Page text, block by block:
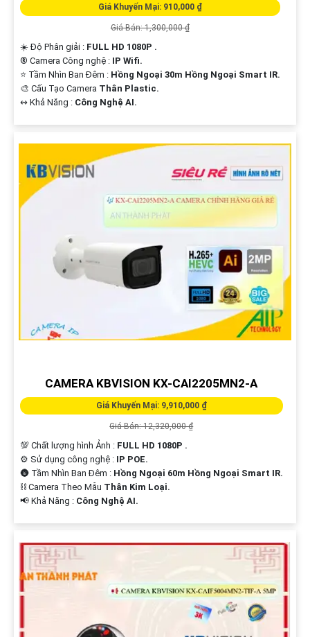
Giá Khuyến Mại: 910,000 ₫
Giá Bán: 1,300,000 ₫
☀️ Độ Phân giải : FULL HD 1080P .
®️ Camera Công nghệ : IP Wifi.
⭐ Tầm Nhìn Ban Đêm : Hồng Ngoại 30m Hồng Ngoại Smart IR.
🎨 Cấu Tạo Camera Thân Plastic.
️↭ Khả Năng : Công Nghệ AI.
CAMERA KBVISION KX-CAI2205MN2-A
Giá Khuyến Mại: 9,910,000 ₫
Giá Bán: 12,320,000 ₫
💯 Chất lượng hình Ảnh : FULL HD 1080P .
⚙ Sử dụng công nghệ : IP POE.
🌚 Tầm Nhìn Ban Đêm : Hồng Ngoại 60m Hồng Ngoại Smart IR.
⛓ Camera Theo Mẫu Thân Kim Loại.
️📢 Khả Năng : Công Nghệ AI.